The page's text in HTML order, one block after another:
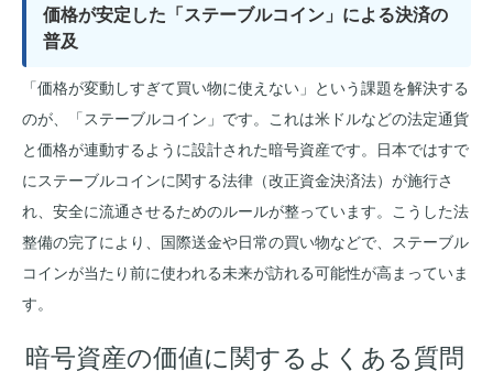
価格が安定した「ステーブルコイン」による決済の
普及
「価格が変動しすぎて買い物に使えない」という課題を解決する
のが、「ステーブルコイン」です。これは米ドルなどの法定通貨
と価格が連動するように設計された暗号資産です。日本ではすで
にステーブルコインに関する法律（改正資金決済法）が施行さ
れ、安全に流通させるためのルールが整っています。こうした法
整備の完了により、国際送金や日常の買い物などで、ステーブル
コインが当たり前に使われる未来が訪れる可能性が高まっていま
す。
暗号資産の価値に関するよくある質問